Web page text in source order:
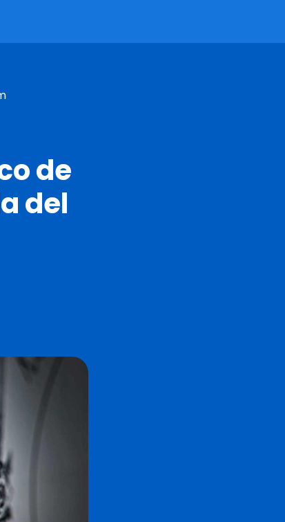
de
del